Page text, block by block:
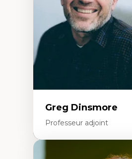
Formation à
francophone minoritaire
Identité linguistique et
Recherche-action et
participatives
Leadership éducatif et
Éducation durable et
Greg Dinsmore
Professeur adjoint